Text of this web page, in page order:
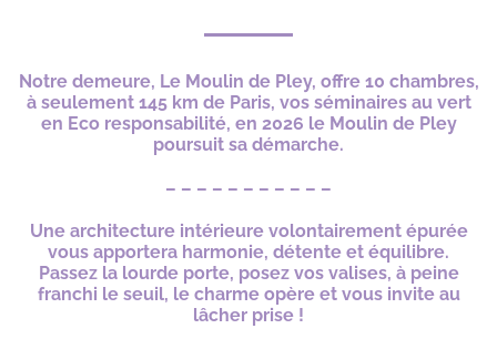
Notre demeure, Le Moulin de Pley, offre 10 chambres,
à seulement 145 km de Paris, vos séminaires au vert
en Eco responsabilité, en 2026 le Moulin de Pley
poursuit sa démarche.
– – – – – – – – – – –
Une architecture intérieure volontairement épurée
vous apportera harmonie, détente et équilibre.
Passez la lourde porte, posez vos valises, à peine
franchi le seuil, le charme opère et vous invite au
lâcher prise !